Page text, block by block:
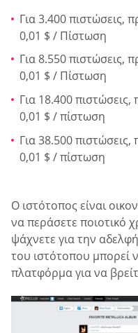
Για 3.400 πιστώσεις,
0,01 $ / Πίστωση
Για 8.550 πιστώσεις,
0,01 $ / Πίστωση
Για 18.400
0,01 $ / πίστωση
Για 38.500
0,01 $ / πίστωση
Ο ιστότοπος είναι
να περάσετε ποιοτικό
ψάχνετε για την
του ιστότοπου μπορεί
πλατφόρμα για να